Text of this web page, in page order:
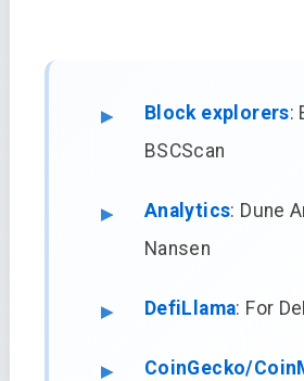
Block explorers:
BSCScan
Analytics: Dune
Nansen
DefiLlama: For
CoinGecko/